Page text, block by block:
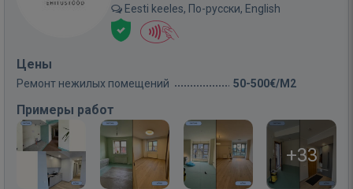
Eesti keeles, По-русски, English
Цены
Ремонт нежилых помещений 50-500€/M2
Примеры работ
+33